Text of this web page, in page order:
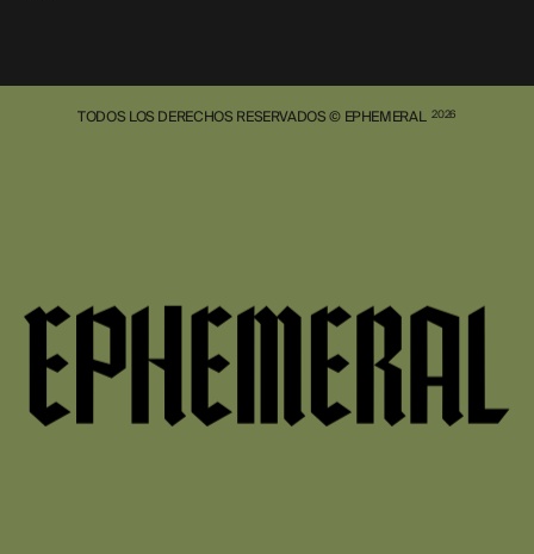
TODOS LOS DERECHOS RESERVADOS © EPHEMERAL 2026